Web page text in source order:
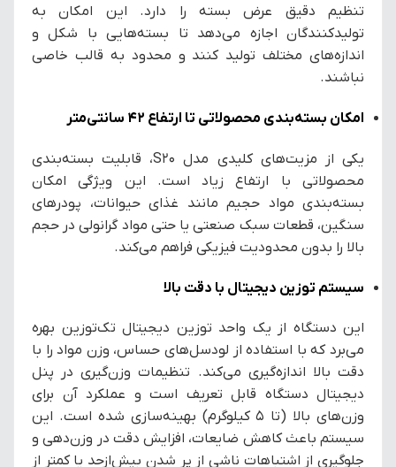
تنظیم دقیق عرض بسته را دارد. این امکان به
تولیدکنندگان اجازه می‌دهد تا بسته‌هایی با شکل و
اندازه‌های مختلف تولید کنند و محدود به قالب خاصی
نباشند.
امکان بسته‌بندی محصولاتی تا ارتفاع ۴۲ سانتی‌متر
یکی از مزیت‌های کلیدی مدل S20، قابلیت بسته‌بندی
محصولاتی با ارتفاع زیاد است. این ویژگی امکان
بسته‌بندی مواد حجیم مانند غذای حیوانات، پودرهای
سنگین، قطعات سبک صنعتی یا حتی مواد گرانولی در حجم
بالا را بدون محدودیت فیزیکی فراهم می‌کند.
سیستم توزین دیجیتال با دقت بالا
این دستگاه از یک واحد توزین دیجیتال تک‌توزین بهره
می‌برد که با استفاده از لودسل‌های حساس، وزن مواد را با
دقت بالا اندازه‌گیری می‌کند. تنظیمات وزن‌گیری در پنل
دیجیتال دستگاه قابل تعریف است و عملکرد آن برای
وزن‌های بالا (تا ۵ کیلوگرم) بهینه‌سازی شده است. این
سیستم باعث کاهش ضایعات، افزایش دقت در وزن‌دهی و
جلوگیری از اشتباهات ناشی از پر شدن بیش‌ازحد یا کمتر از